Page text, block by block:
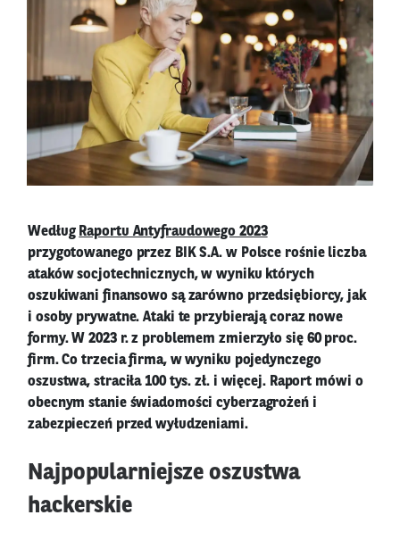
Według Raportu Antyfraudowego 2023
przygotowanego przez BIK S.A. w Polsce rośnie liczba
ataków socjotechnicznych, w wyniku których
oszukiwani finansowo są zarówno przedsiębiorcy, jak
i osoby prywatne. Ataki te przybierają coraz nowe
formy. W 2023 r. z problemem zmierzyło się 60 proc.
firm. Co trzecia firma, w wyniku pojedynczego
oszustwa, straciła 100 tys. zł. i więcej. Raport mówi o
obecnym stanie świadomości cyberzagrożeń i
zabezpieczeń przed wyłudzeniami.
Najpopularniejsze oszustwa
hackerskie